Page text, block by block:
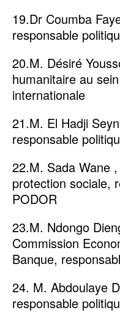
19.Dr Coumba
responsable
20.M. Désiré
humanitaire au
internationale
21.M. El Hadji
responsable
22.M. Sada Wane
protection sociale,
PODOR
23.M. Ndongo
Commission
Banque,
24. M. Abdoulaye
responsable